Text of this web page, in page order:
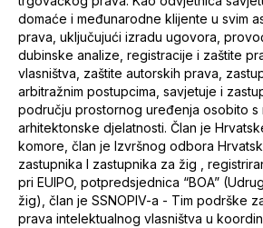
domaće i međunarodne klijente u svim
prava, uključujući izradu ugovora,
dubinske analize, registracije i zaštite
vlasništva, zaštite autorskih prava,
arbitražnim postupcima, savjetuje i
području prostornog uređenja osobito s
arhitektonske djelatnosti. Član je
komore, član je Izvršnog odbora
zastupnika I zastupnika za žig ,
pri EUIPO, potpredsjednica “BOA”
žig), član je SSNOPIV-a - Tim podrške
prava intelektualnog vlasništva u